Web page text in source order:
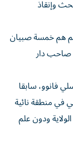
وإنقاذ
هم خمسة صبيان
صاحب دار
فانوو، سابقا
في منطقة نائية
ودون علم